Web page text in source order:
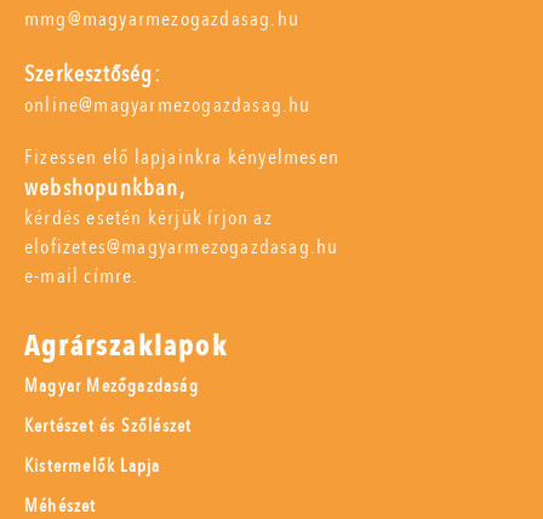
mmg@magyarmezogazdasag.hu
Szerkesztőség:
online@magyarmezogazdasag.hu
Fizessen elő lapjainkra kényelmesen
webshopunkban,
kérdés esetén kérjük írjon az
elofizetes@magyarmezogazdasag.hu
e-mail címre.
Agrárszaklapok
Magyar Mezőgazdaság
Kertészet és Szőlészet
Kistermelők Lapja
Méhészet